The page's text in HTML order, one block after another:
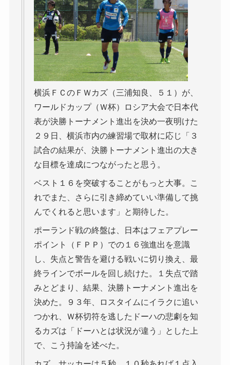
横浜ＦＣのＦＷカズ（三浦知良、５１）が、
ワールドカップ（Ｗ杯）ロシア大会で日本代
表が決勝トーナメント進出を決め一夜明けた
２９日、横浜市内の練習場で取材に応じ「３
試合の結果が、決勝トーナメント進出の大き
な目標を達成につながったと思う。
ベスト１６を突破することがもっと大事。こ
れでまた、さらに引き締めていい準備して挑
んでくれると思います」と期待した。
ポーランド戦の終盤は、日本はフェアプレー
ポイント（ＦＰＰ）での１６強進出を意識
し、失点と警告を避ける戦いに切り換え、最
終ラインでボールを回し続けた。１失点で踏
みとどまり、結果、決勝トーナメント進出を
決めた。９３年、ロスタイムにイラクに追い
つかれ、Ｗ杯切符を逃したドーハの悲劇を知
るカズは「ドーハとは状況が違う」とした上
で、こう持論を述べた。